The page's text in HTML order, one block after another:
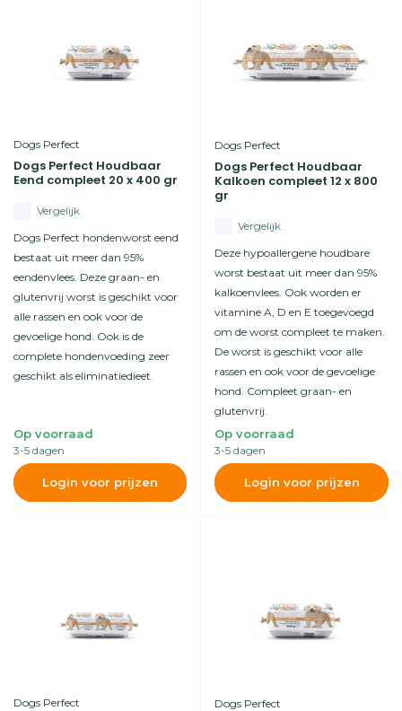
Dogs Perfect
Dogs Perfect Houdbaar
Eend compleet 20 x 400 gr
Vergelijk
Dogs Perfect hondenworst eend
bestaat uit meer dan 95%
eendenvlees. Deze graan- en
glutenvrij worst is geschikt voor
alle rassen en ook voor de
gevoelige hond. Ook is de
complete hondenvoeding zeer
geschikt als eliminatiedieet.
Op voorraad
3-5 dagen
Login voor prijzen
Dogs Perfect
Dogs Perfect Houdbaar
Kalkoen compleet 12 x 800
gr
Vergelijk
Deze hypoallergene houdbare
worst bestaat uit meer dan 95%
kalkoenvlees. Ook worden er
vitamine A, D en E toegevoegd
om de worst compleet te maken.
De worst is geschikt voor alle
rassen en ook voor de gevoelige
hond. Compleet graan- en
glutenvrij.
Op voorraad
3-5 dagen
Login voor prijzen
Dogs Perfect Dogs Perfect